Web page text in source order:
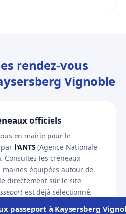
rendez-vous
Vignoble
officiels
en mairie pour le
l'ANTS (Agence Nationale
Consultez les créneaux
mairies équipées autour de
directement sur le site
est déjà sélectionné.
passeport à Kaysersberg